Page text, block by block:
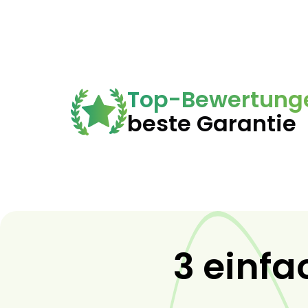
Top-
beste Garantie
3